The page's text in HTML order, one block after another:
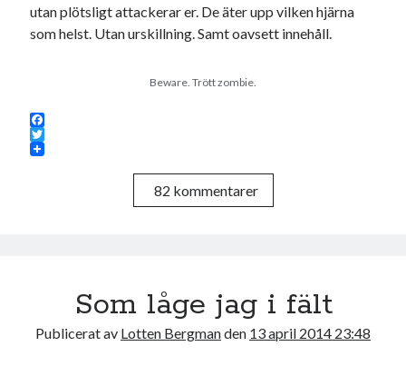
utan plötsligt attackerar er. De äter upp vilken hjärna
som helst. Utan urskillning. Samt oavsett innehåll.
Beware. Trött zombie.
F
a
T
82 kommentarer
Som låge jag i fält
Publicerat av Lotten Bergmanden 13 april 2014 23:48